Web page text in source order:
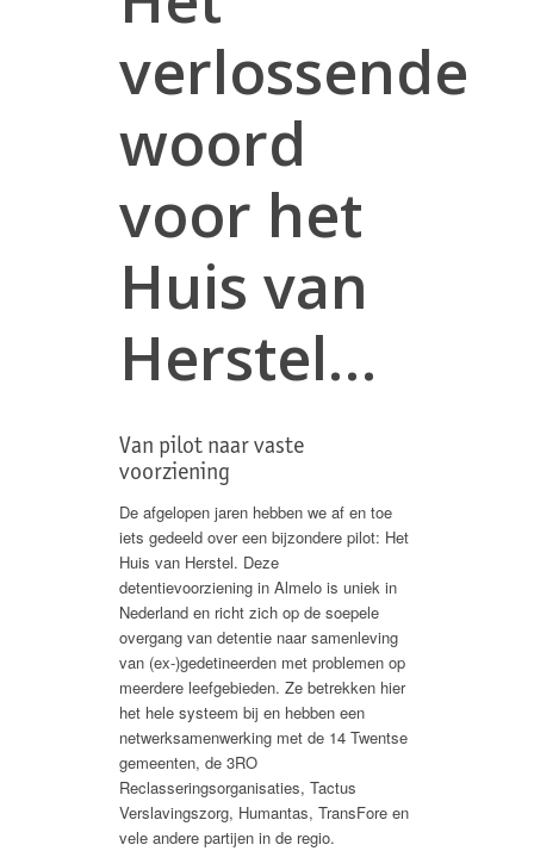
verlossende
woord
voor het
Huis van
Herstel…
Van pilot naar vaste
voorziening
De afgelopen jaren hebben we af en toe
iets gedeeld over een bijzondere pilot: Het
Huis van Herstel. Deze
detentievoorziening in Almelo is uniek in
Nederland en richt zich op de soepele
overgang van detentie naar samenleving
van (ex-)gedetineerden met problemen op
meerdere leefgebieden. Ze betrekken hier
het hele systeem bij en hebben een
netwerksamenwerking met de 14 Twentse
gemeenten, de 3RO
Reclasseringsorganisaties, Tactus
Verslavingszorg, Humantas, TransFore en
vele andere partijen in de regio.